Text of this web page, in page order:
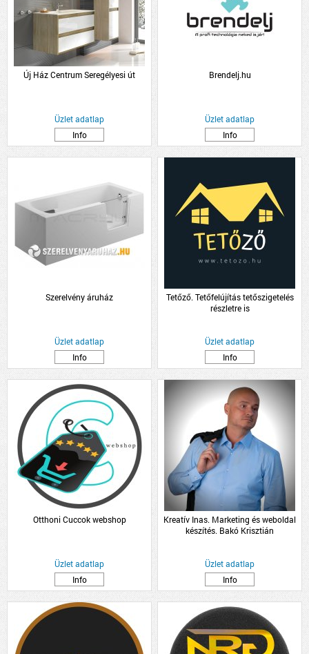
Új Ház Centrum Seregélyesi út
Üzlet adatlap
Info
Brendelj.hu
Üzlet adatlap
Info
Szerelvény áruház
Üzlet adatlap
Info
Tetőző. Tetőfelújítás tetőszigetelés
részletre is
Üzlet adatlap
Info
Otthoni Cuccok webshop
Üzlet adatlap
Info
Kreatív Inas. Marketing és weboldal
készítés. Bakó Krisztián
Üzlet adatlap
Info